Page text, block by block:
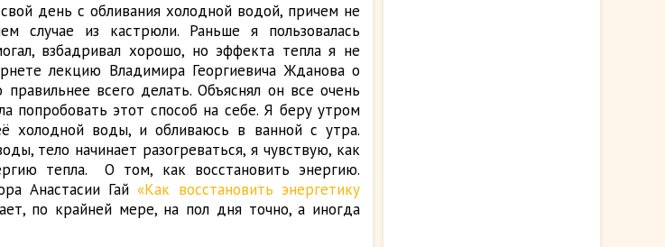
день с обливания холодной водой, причем не
из кастрюли. Раньше я пользовалась
взбадривал хорошо, но эффекта тепла я не
лекцию Владимира Георгиевича Жданова о
всего делать. Объяснял он все очень
попробовать этот способ на себе. Я беру утром
холодной воды, и обливаюсь в ванной с утра.
тело начинает разогреваться, я чувствую, как
тепла. О том, как восстановить энергию.
Анастасии Гай«Как восстановить энергетику
по крайней мере, на пол дня точно, а иногда